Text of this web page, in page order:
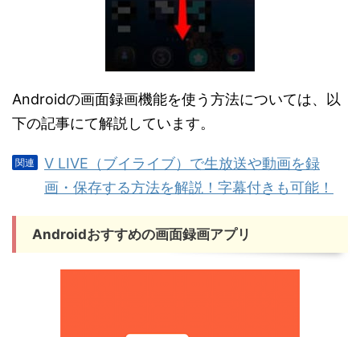
Androidの画面録画機能を使う方法については、以
下の記事にて解説しています。
V LIVE（ブイライブ）で生放送や動画を録
画・保存する方法を解説！字幕付きも可能！
Androidおすすめの画面録画アプリ